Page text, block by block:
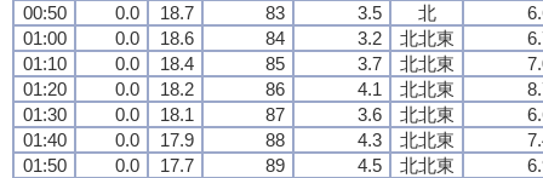
00:50
0.0 18.7 83 3.5 北
01:00
0.0 18.6 84 3.2 北北東
01:10
0.0 18.4 85 3.7 北北東
01:20
0.0 18.2 86 4.1 北北東
01:30
0.0 18.1 87 3.6 北北東
01:40
0.0 17.9 88 4.3 北北東
01:50
0.0 17.7 89 4.5 北北東